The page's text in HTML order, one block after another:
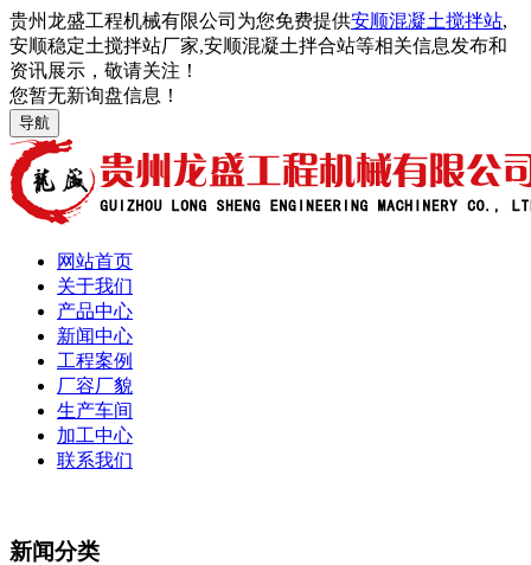
贵州龙盛工程机械有限公司为您免费提供安顺混凝土搅拌站,
安顺稳定土搅拌站厂家,安顺混凝土拌合站等相关信息发布和
资讯展示，敬请关注！
您暂无新询盘信息！
导航
网站首页
关于我们
产品中心
新闻中心
工程案例
厂容厂貌
生产车间
加工中心
联系我们
新闻分类